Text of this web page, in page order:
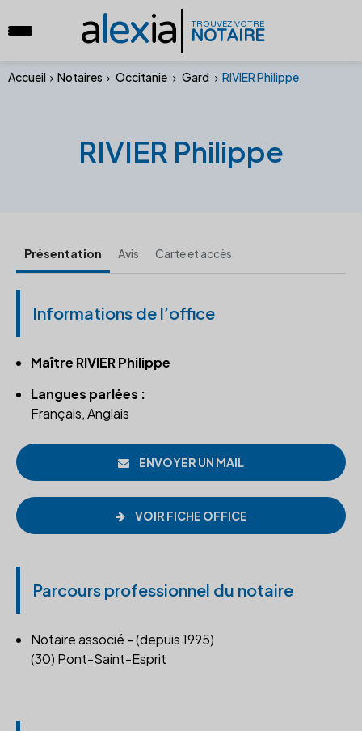
alexia TROUVEZ VOTRE
NOTAIRE
Accueil Notaires Occitanie Gard RIVIER Philippe
RIVIER Philippe
Présentation Avis Carte et accès
Informations de l’office
Maître RIVIER Philippe
Langues parlées :
Français, Anglais
ENVOYER UN MAIL
VOIR FICHE OFFICE
Parcours professionnel du notaire
Notaire associé - (depuis 1995)
(30) Pont-Saint-Esprit